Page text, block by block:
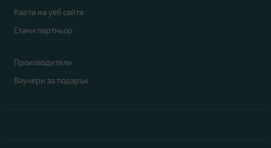
Карта на уеб сайта
Стани партньор
Производители
Ваучери за подарък